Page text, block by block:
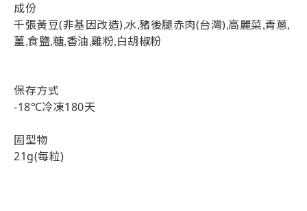
成份
千張黃豆(非基因改造),水,豬後腿赤肉(台灣),高麗菜,青蔥,
薑,食鹽,糖,香油,雞粉,白胡椒粉
保存方式
-18℃冷凍180天
固型物
21g(每粒)